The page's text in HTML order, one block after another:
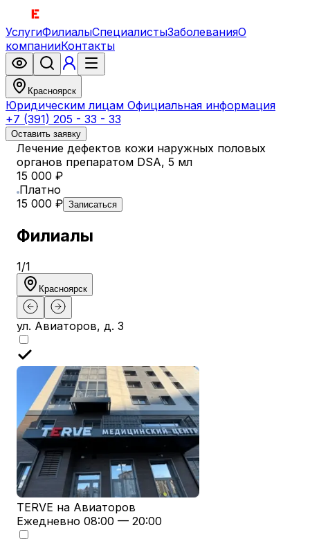
УслугиФилиалыСпециалистыЗаболеванияО
компанииКонтакты
Красноярск
Юридическим лицам Официальная информация
+7 (391) 205 - 33 - 33
Оставить заявку
Лечение дефектов кожи наружных половых
органов препаратом DSA, 5 мл
15 000 ₽
Платно
15 000 ₽ Записаться
Филиалы
1/1
Красноярск
ул. Авиаторов, д. 3
TERVE на Авиаторов
Ежедневно 08:00 — 20:00